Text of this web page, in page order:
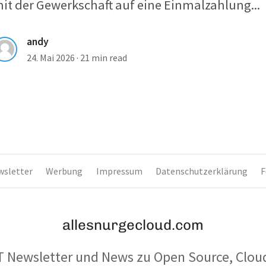
der Gewerkschaft auf eine Einmalzahlung...
andy
24. Mai 2026 · 21 min read
Werbung Impressum Datenschutzerklärung
allesnurgecloud.com
Newsletter und News zu Open Source,